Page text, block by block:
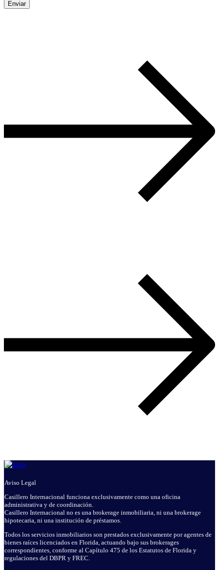
Aviso Legal
Casillero Internacional funciona exclusivamente como una oficina
administrativa y de coordinación.
Casillero Internacional no es una brokerage inmobiliaria, ni una brokerage
hipotecaria, ni una institución de préstamos.
Todos los servicios inmobiliarios son prestados exclusivamente por agentes de
bienes raíces licenciados en Florida, actuando bajo sus brokerages
correspondientes, conforme al Capítulo 475 de los Estatutos de Florida y
regulaciones del DBPR y FREC.